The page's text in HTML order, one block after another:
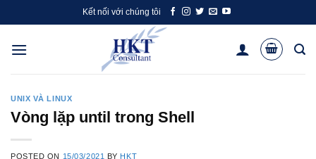
to
content
Kết nối với chúng tôi
UNIX VÀ LINUX
Vòng lặp until trong Shell
POSTED ON 15/03/2021 BY HKT